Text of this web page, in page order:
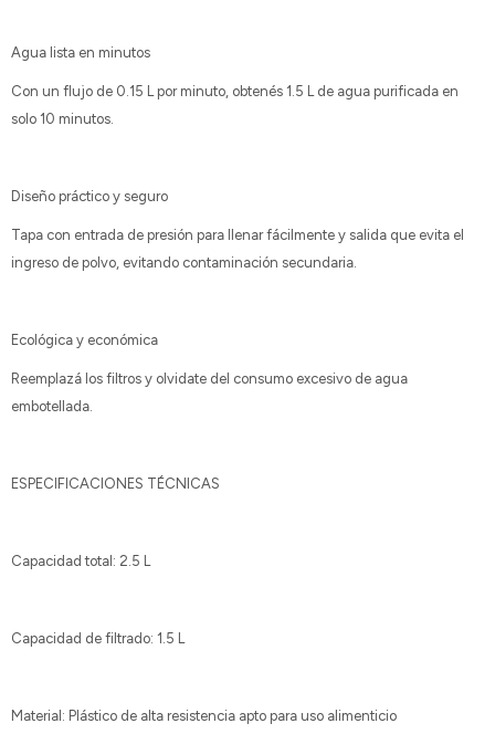
Agua lista en minutos
Con un flujo de 0.15 L por minuto, obtenés 1.5 L de agua purificada en
solo 10 minutos.
Diseño práctico y seguro
Tapa con entrada de presión para llenar fácilmente y salida que evita el
ingreso de polvo, evitando contaminación secundaria.
Ecológica y económica
Reemplazá los filtros y olvidate del consumo excesivo de agua
embotellada.
ESPECIFICACIONES TÉCNICAS
Capacidad total: 2.5 L
Capacidad de filtrado: 1.5 L
Material: Plástico de alta resistencia apto para uso alimenticio